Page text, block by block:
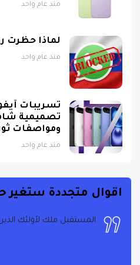
منذ عام واحد
لماذا حظرت
منذ عام واحد
تصميمية
ومواصفات
منذ عام واحد
اقوال متجددة ستغير
المستقبل ملك لأولئك